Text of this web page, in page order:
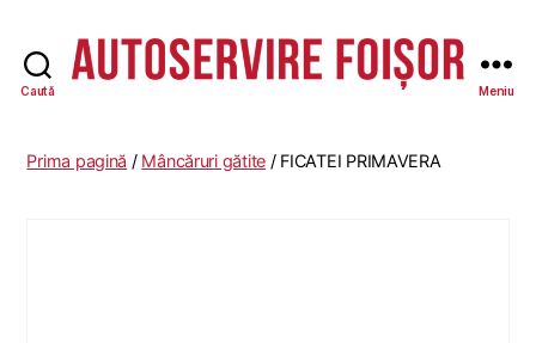
Caută
-
Meniu
Prima pagină / Mâncăruri gătite / FICATEI PRIMAVERA